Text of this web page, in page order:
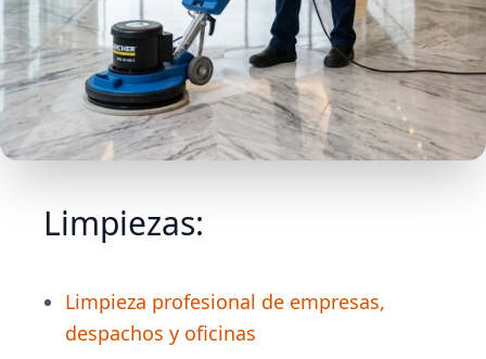
Limpiezas:
Limpieza profesional de empresas,
despachos y oficinas